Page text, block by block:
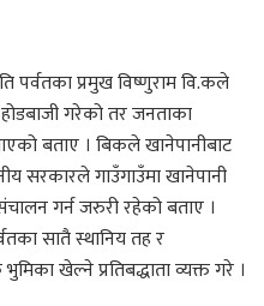
पर्वतका प्रमुख विष्णुराम वि.कले
होडबाजी गरेको तर जनताका
बताए । बिकले खानेपानीबाट
सरकारले गाउँगाउँमा खानेपानी
गर्न जरुरी रहेको बताए ।
सातै स्थानिय तह र
खेल्ने प्रतिबद्धाता व्यक्त गरे ।